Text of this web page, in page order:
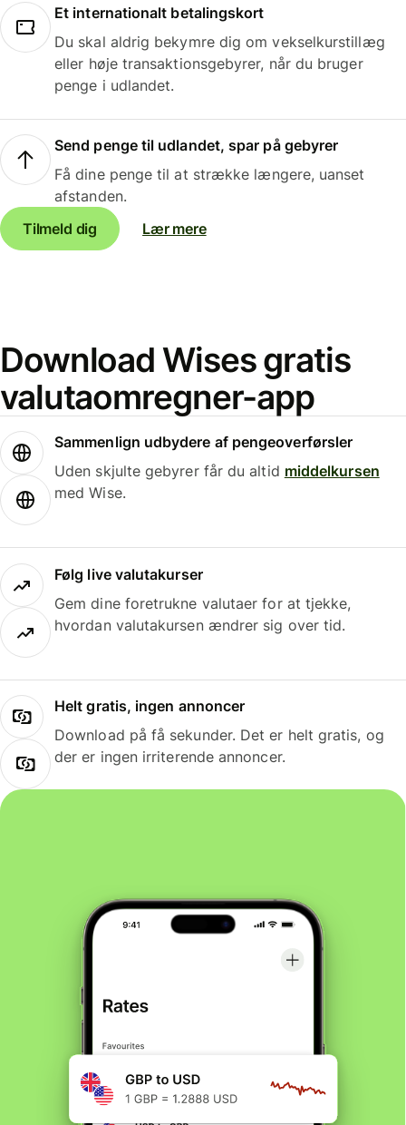
Et internationalt betalingskort
Du skal aldrig bekymre dig om vekselkurstillæg
eller høje transaktionsgebyrer, når du bruger
penge i udlandet.
Send penge til udlandet, spar på gebyrer
Få dine penge til at strække længere, uanset
afstanden.
Tilmeld dig
Lær mere
Download Wises gratis
valutaomregner-app
Sammenlign udbydere af pengeoverførsler
Uden skjulte gebyrer får du altid middelkursen
med Wise.
Følg live valutakurser
Gem dine foretrukne valutaer for at tjekke,
hvordan valutakursen ændrer sig over tid.
Helt gratis, ingen annoncer
Download på få sekunder. Det er helt gratis, og
der er ingen irriterende annoncer.